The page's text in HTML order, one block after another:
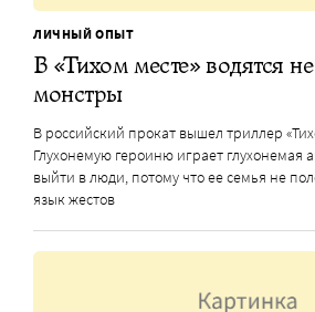
ЛИЧНЫЙ ОПЫТ
В «Тихом месте» водятся
монстры
В российский прокат вышел триллер
Глухонемую героиню играет глухонемая
выйти в люди, потому что ее семья не
язык жестов